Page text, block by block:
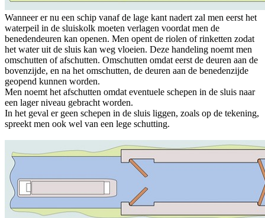
Wanneer er nu een schip vanaf de lage kant nadert zal men eerst het
waterpeil in de sluiskolk moeten verlagen voordat men de
benedendeuren kan openen. Men opent de riolen of rinketten zodat
het water uit de sluis kan weg vloeien. Deze handeling noemt men
omschutten of afschutten. Omschutten omdat eerst de deuren aan de
bovenzijde, en na het omschutten, de deuren aan de benedenzijde
geopend kunnen worden.
Men noemt het afschutten omdat eventuele schepen in de sluis naar
een lager niveau gebracht worden.
In het geval er geen schepen in de sluis liggen, zoals op de tekening,
spreekt men ook wel van een lege schutting.